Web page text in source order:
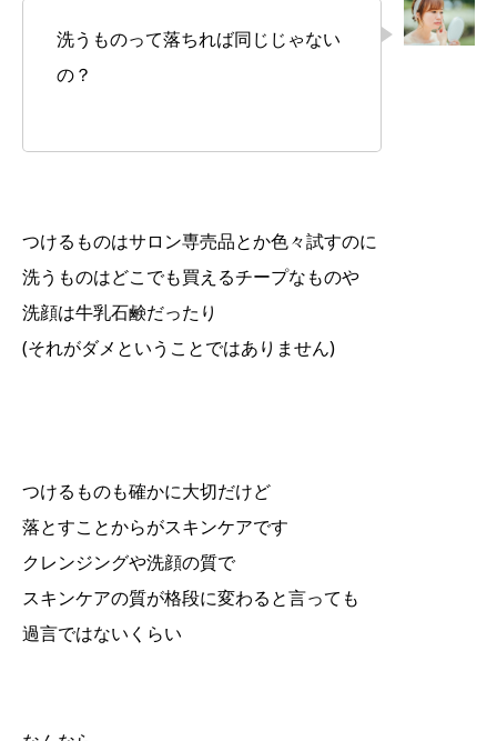
洗うものって落ちれば同じじゃない
の？
つけるものはサロン専売品とか色々試すのに
洗うものはどこでも買えるチープなものや
洗顔は牛乳石鹸だったり
(それがダメということではありません)
つけるものも確かに大切だけど
落とすことからがスキンケアです
クレンジングや洗顔の質で
スキンケアの質が格段に変わると言っても
過言ではないくらい